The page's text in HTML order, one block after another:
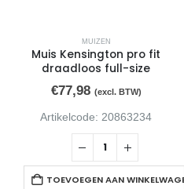
MUIZEN
Muis Kensington pro fit
draadloos full-size
€77,98 (excl. BTW)
Artikelcode: 20863234
TOEVOEGEN AAN